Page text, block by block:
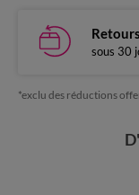
sous 30
*exclu des réductions